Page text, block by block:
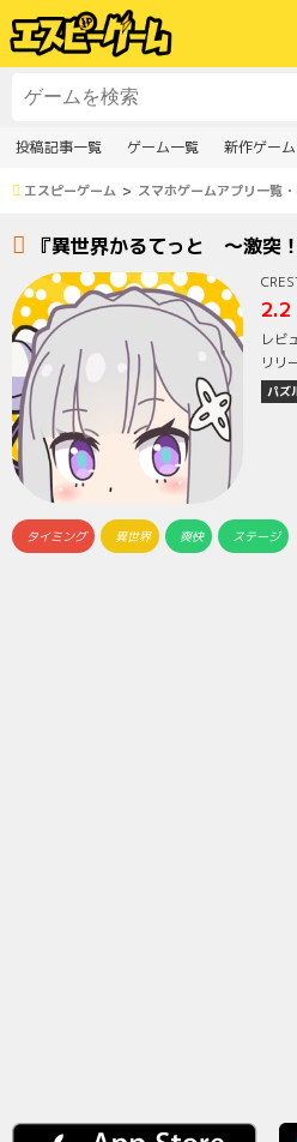
投稿記事一覧 ゲーム一覧 新作ゲーム
エスピーゲーム スマホゲームアプリ一覧
『異世界かるてっと ～激突
2.2
レビ
リリ
パズ
タイミング 異世界 爽快 ステージ